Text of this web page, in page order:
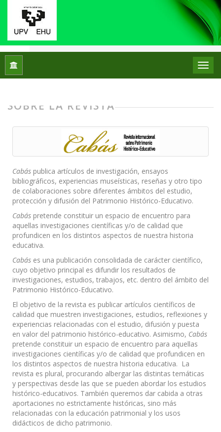
Inicio Cabás. Revista Internacional sobre Patrimonio Histórico-
SOBRE LA REVISTA
Cabás publica artículos de investigación, ensayos
bibliográficos, experiencias museísticas, reseñas y otro tipo
de colaboraciones sobre diferentes ámbitos del estudio,
protección y difusión del Patrimonio Histórico-Educativo.
Cabás pretende constituir un espacio de encuentro para
aquellas investigaciones científicas y/o de calidad que
profundicen en los distintos aspectos de nuestra historia
educativa.
Cabás es una publicación consolidada de carácter científico,
cuyo objetivo principal es difundir los resultados de
investigaciones, estudios, trabajos, etc. dentro del ámbito del
Patrimonio Histórico-Educativo.
El objetivo de la revista es publicar artículos científicos de
calidad que muestren investigaciones, estudios, reflexiones y
experiencias relacionadas con el estudio, difusión y puesta
en valor del patrimonio histórico-educativo. Asimismo, Cabás
pretende constituir un espacio de encuentro para aquellas
investigaciones científicas y/o de calidad que profundicen en
los distintos aspectos de nuestra historia educativa. La
revista es plural, procurando albergar las distintas temáticas
y perspectivas desde las que se pueden abordar los estudios
histórico-educativos. También queremos dar cabida a otras
aportaciones no estrictamente históricas, sino más
relacionadas con la educación patrimonial y los usos
didácticos de dicho patrimonio.